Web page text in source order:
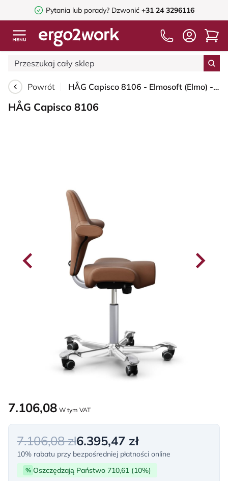
Pytania lub porady? Dzwonić +31 24 3296116
Powrót HÅG Capisco 8106 - Elmosoft (Elmo) - Skóra półanilinowa - EL33004 - Cognac - Silver - 200 mm (seat height 46-64cm) - Hard castors for soft floors
HÅG Capisco 8106
7.106,08 W tym VAT
7.106,08 zł6.395,47 zł
10% rabatu przy bezpośredniej płatności online
% Oszczędzają Państwo 710,61 (10%)